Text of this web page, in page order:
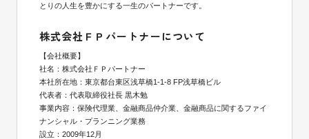
とりの人生を豊かにする一生のパートナーです。
株式会社ＦＰパートナーについて
【会社概要】
社名：株式会社ＦＰパートナー
本社所在地：東京都台東区浅草橋1-1-8 FP浅草橋ビル
代表者：代表取締役社長 黒木勉
事業内容：保険代理業、金融商品仲介業、金融商品に関するファイ
ナンシャル・プランニング業務
設立：2009年12月